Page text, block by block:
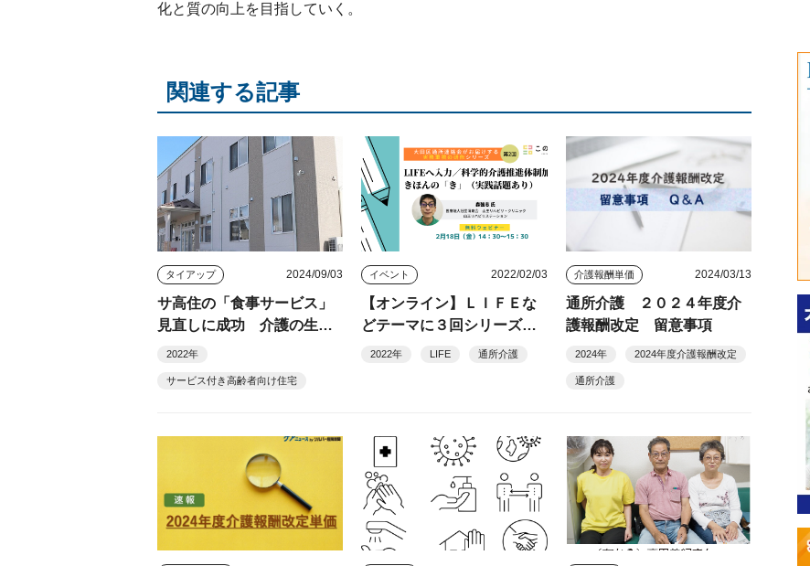
化と質の向上を目指していく。
関連する記事
タイアップ 2024/09/03
サ高住の「食事サービス」
見直しに成功 介護の生産
性と質向上を実現 Ｌｉｎ
2022年
サービス付き高齢者向け住宅
イベント 2022/02/03
【オンライン】ＬＩＦＥな
どテーマに３回シリーズの
実務的研修
2022年 LIFE 通所介護
介護報酬単価 2024/03/13
通所介護 ２０２４年度介
護報酬改定 留意事項
2024年 2024年度介護報酬改定
通所介護